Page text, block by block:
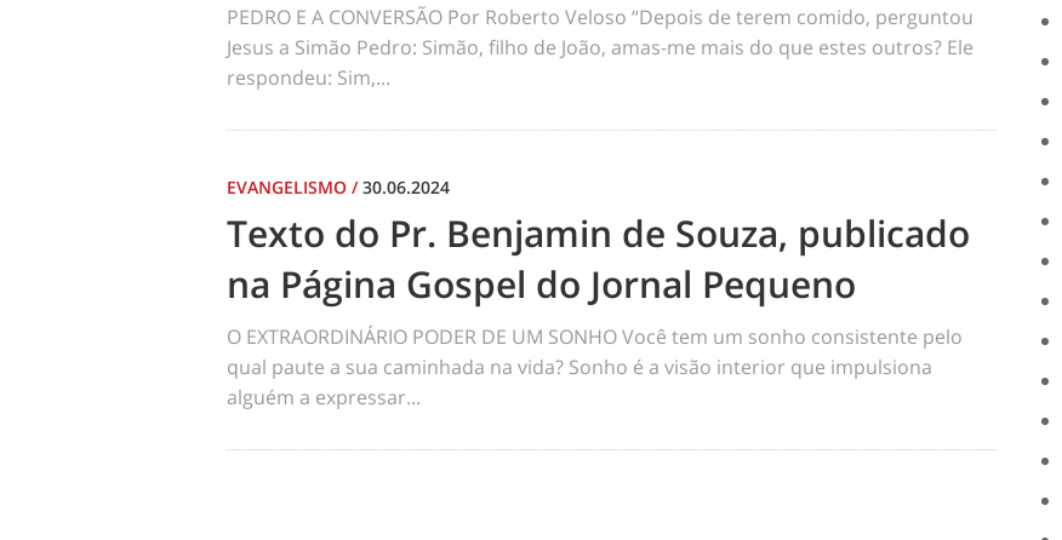
PEDRO E A CONVERSÃO Por Roberto Veloso “Depois de terem comido, perguntou
Jesus a Simão Pedro: Simão, filho de João, amas-me mais do que estes outros? Ele
respondeu: Sim,...
EVANGELISMO /30.06.2024
Texto do Pr. Benjamin de Souza, publicado
na Página Gospel do Jornal Pequeno
O EXTRAORDINÁRIO PODER DE UM SONHO Você tem um sonho consistente pelo
qual paute a sua caminhada na vida? Sonho é a visão interior que impulsiona
alguém a expressar...